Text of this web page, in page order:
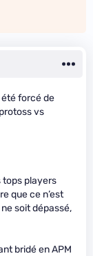
été forcé de
vs
tops players
que ce n’est
soit dépassé,
bridé en APM